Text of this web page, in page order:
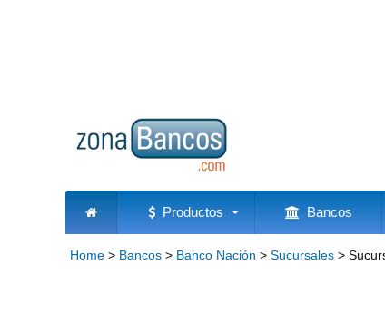
Productos Bancos
Home > Bancos > Banco Nación > Sucursales >